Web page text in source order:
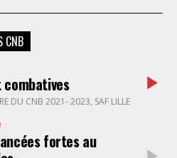
CNB
DU CNB 2021- 2023, SAF LILLE
fortes au